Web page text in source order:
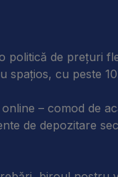
politică de prețuri
spațios, cu peste
– comod de
de depozitare